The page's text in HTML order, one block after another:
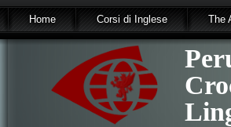
Home Corsi di Inglese The